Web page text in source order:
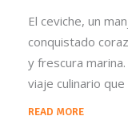
El ceviche, un
conquistado
y frescura
viaje culinario
READ MORE